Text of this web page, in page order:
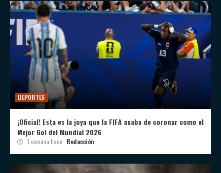
DEPORTES
¡Oficial! Esta es la joya que la FIFA acaba de coronar como el
Mejor Gol del Mundial 2026
1 semana hace Redacción